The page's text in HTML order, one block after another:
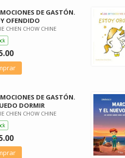
DE GASTÓN.
OFENDIDO
CHIEN CHOW CHINE
DE GASTÓN.
DORMIR
CHIEN CHOW CHINE